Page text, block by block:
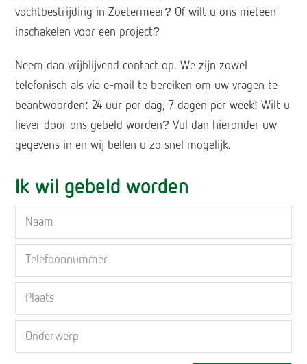
vochtbestrijding in Zoetermeer? Of wilt u ons meteen
inschakelen voor een project?
Neem dan vrijblijvend contact op. We zijn zowel
telefonisch als via e-mail te bereiken om uw vragen te
beantwoorden: 24 uur per dag, 7 dagen per week! Wilt u
liever door ons gebeld worden? Vul dan hieronder uw
gegevens in en wij bellen u zo snel mogelijk.
Ik wil gebeld worden